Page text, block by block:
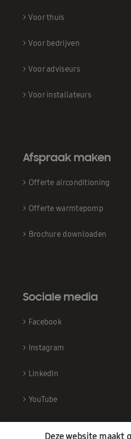
> Voor thuis
> Voor bedrijven
> Voor adviseurs
> Voor installateurs
Afspraak maken
> Offerte airconditioning
> Offerte warmtepomp
> Brochure downloaden
Sociale media
> Facebook
> Instagram
> LinkedIn
> YouTube
Deze website maakt